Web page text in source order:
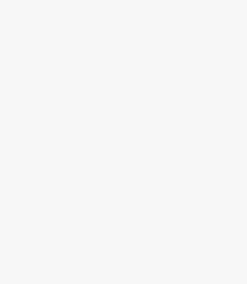
Использование
устройства